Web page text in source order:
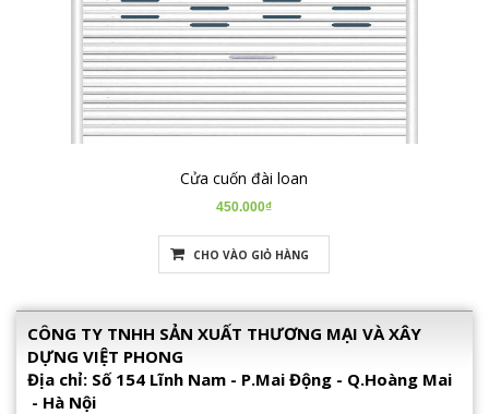
Cửa cuốn đài loan
450.000₫
CHO VÀO GIỎ HÀNG
CÔNG TY TNHH SẢN XUẤT THƯƠNG MẠI VÀ XÂY
DỰNG VIỆT PHONG
Địa chỉ: Số 154 Lĩnh Nam - P.Mai Động - Q.Hoàng Mai
- Hà Nội